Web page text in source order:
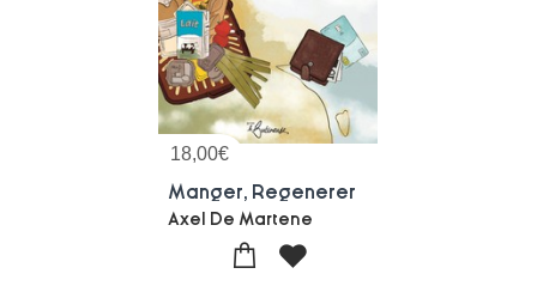
18,00€
Manger, Regenerer
Axel De Martene